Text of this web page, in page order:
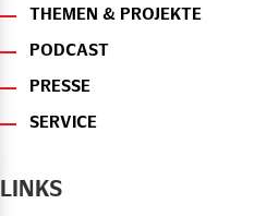
THEMEN & PROJEKTE
PODCAST
PRESSE
SERVICE
LINKS